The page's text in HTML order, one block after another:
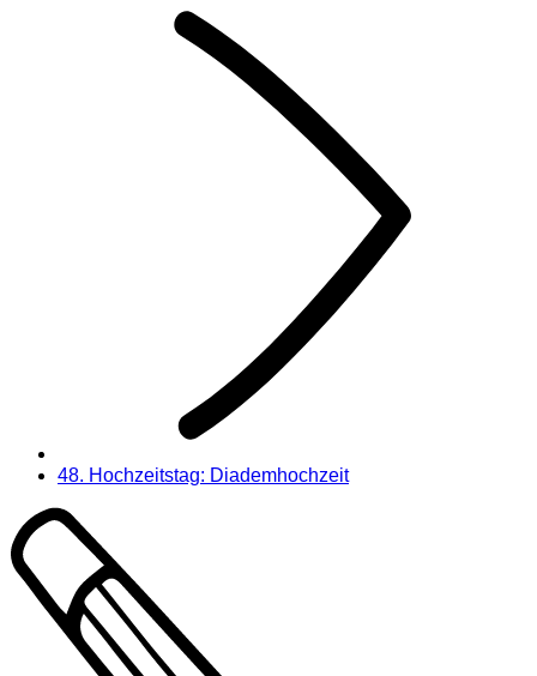
48. Hochzeitstag: Diademhochzeit